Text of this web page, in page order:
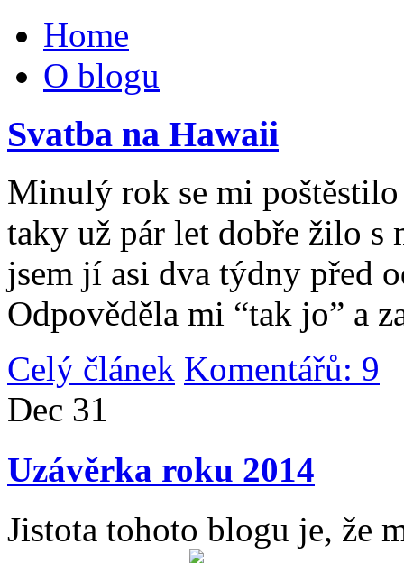
Home
O blogu
Svatba na Hawaii
Minulý rok se mi
taky už pár let dobře žilo
jsem jí asi dva týdny před
Odpověděla mi “tak jo” a
Celý článek Komentářů: 9
Dec 31
Uzávěrka roku 2014
Jistota tohoto blogu je, že